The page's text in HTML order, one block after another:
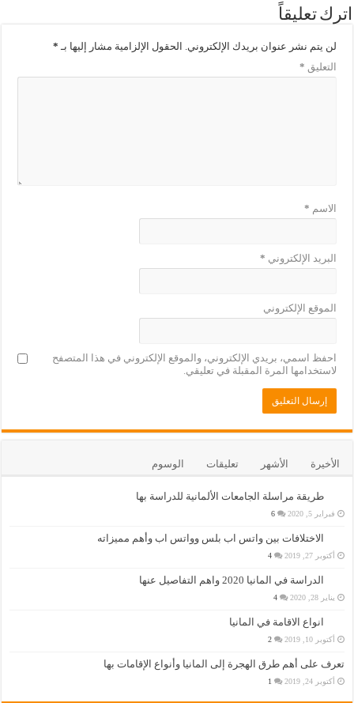
اترك تعليقاً
لن يتم نشر عنوان بريدك الإلكتروني. الحقول الإلزامية مشار إليها بـ *
التعليق *
الاسم *
البريد الإلكتروني *
الموقع الإلكتروني
احفظ اسمي، بريدي الإلكتروني، والموقع الإلكتروني في هذا المتصفح
لاستخدامها المرة المقبلة في تعليقي.
الأخيرة الأشهر تعليقات الوسوم
طريقة مراسلة الجامعات الألمانية للدراسة بها
فبراير 5, 2020 6
الاختلافات بين واتس اب بلس وواتس اب وأهم مميزاته
أكتوبر 27, 2019 4
الدراسة في المانيا 2020 واهم التفاصيل عنها
يناير 28, 2020 4
انواع الاقامة في المانيا
أكتوبر 10, 2019 2
تعرف على أهم طرق الهجرة إلى المانيا وأنواع الإقامات بها
أكتوبر 24, 2019 1